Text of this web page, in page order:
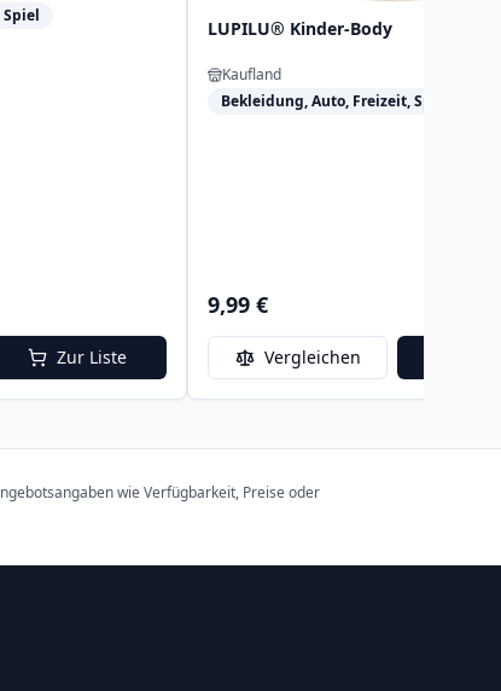
Zur Liste
LUPILU® Kinder-Body
Kaufland
Bekleidung, Auto, Freizeit, Spiel
9,99 €
Vergleichen
wie Verfügbarkeit, Preise oder